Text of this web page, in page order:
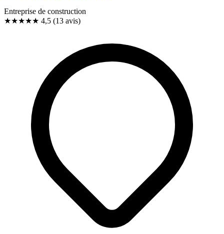
Entreprise de construction
★★★★★ 4,5 (13 avis)